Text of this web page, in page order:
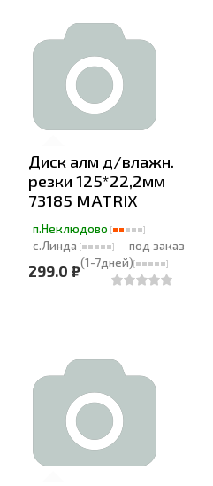
Диск алм д/влажн.
резки 125*22,2мм
73185 MATRIX
п.Неклюдово
с.Линда
под заказ
(1-7дней)
299.0 ₽